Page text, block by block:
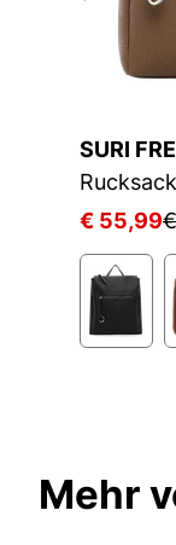
SURI
€ 55,99
Mehr